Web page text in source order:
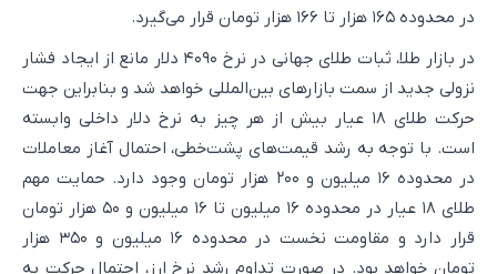
در محدوده ۱۶۵ هزار تا ۱۶۶ هزار تومان قرار می‌گیرد.
در بازار طلا، ثبات طلای جهانی در نرخ ۴۰۹۰ دلار مانع از ایجاد فشار
نزولی جدید از سمت بازارهای بین‌المللی خواهد شد و بنابراین جهت
حرکت طلای ۱۸ عیار بیش از هر چیز به نرخ دلار داخلی وابسته
است. با توجه به رشد قیمت‌های پشت‌خطی، احتمال آغاز معاملات
در محدوده ۱۶ میلیون و ۲۰۰ هزار تومان وجود دارد. حمایت مهم
طلای ۱۸ عیار در محدوده ۱۶ میلیون تا ۱۶ میلیون و ۵۰ هزار تومان
قرار دارد و مقاومت نخست در محدوده ۱۶ میلیون و ۳۵۰ هزار
تومان خواهد بود. در صورت تداوم رشد نرخ ارز، احتمال حرکت به